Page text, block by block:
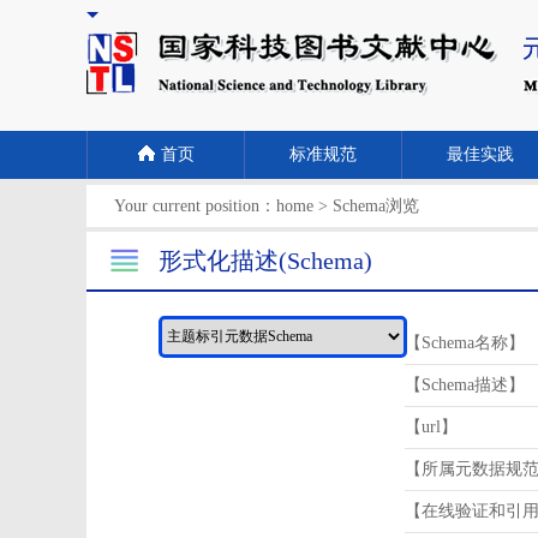
首页 标准规范 最佳实践
Your current position： home > Schema浏览
形式化描述(Schema)
【Schema名称】
【Schema描述】
【url】
【所属元数据规
【在线验证和引